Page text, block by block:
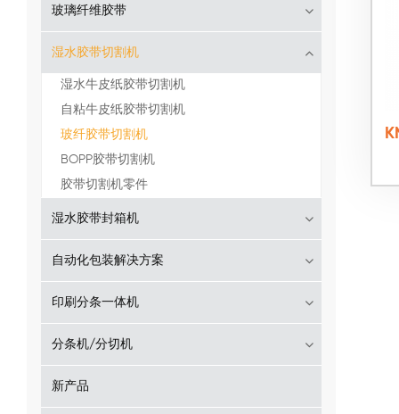
玻璃纤维胶带
湿水胶带切割机
湿水牛皮纸胶带切割机
自粘牛皮纸胶带切割机
玻纤胶带切割机
BOPP胶带切割机
胶带切割机零件
湿水胶带封箱机
自动化包装解决方案
印刷分条一体机
分条机/分切机
新产品